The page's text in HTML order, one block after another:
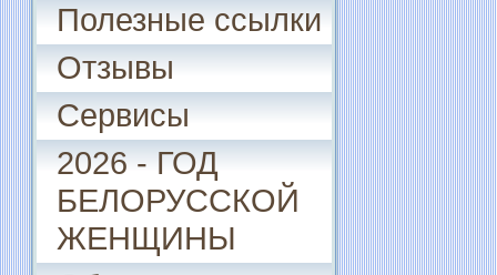
Полезные ссылки
Отзывы
Сервисы
2026 - ГОД
БЕЛОРУССКОЙ
ЖЕНЩИНЫ